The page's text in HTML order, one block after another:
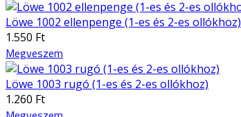
Löwe 1002 ellenpenge (1-es és 2-es ollókhoz)
1.550 Ft
Megveszem
Löwe 1003 rugó (1-es és 2-es ollókhoz)
1.260 Ft